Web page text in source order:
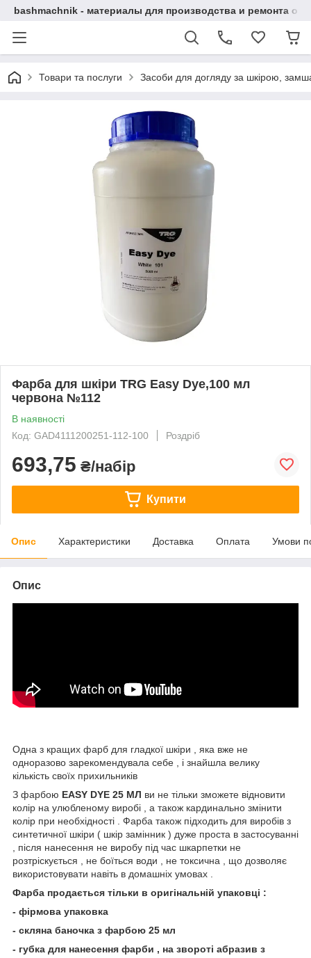
bashmachnik - материалы для производства и ремонта
Товари та послуги Засоби для догляду за шкірою,
Фарба для шкіри TRG Easy Dye,100 мл
червона №112
В наявності
Код: GAD4111200251-112-100
Роздріб
693,75 ₴/набір
Купити
Опис Характеристики Доставка Оплата Умови
Опис
Одна з кращих фарб для гладкої шкіри , яка вже не
одноразово зарекомендувала себе , і знайшла велику
кількість своїх прихильників
З фарбою EASY DYE 25 МЛ ви не тільки зможете відновити
колір на улюбленому виробі , а також кардинально змінити
колір при необхідності . Фарба також підходить для виробів з
синтетичної шкіри ( шкір замінник ) дуже проста в застосуванні
, після нанесення не виробу під час шкарпетки не
розтріскується , не боїться води , не токсична , що дозволяє
використовувати навіть в домашніх умовах .
Фарба продається тільки в оригінальній упаковці :
- фірмова упаковка
- скляна баночка з фарбою 25 мл
- губка для нанесення фарби , на звороті абразив з